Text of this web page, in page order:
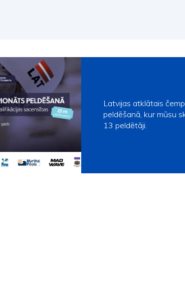
Latvijas atklātais
peldēšanā, kur mūsu
13 peldētāji.